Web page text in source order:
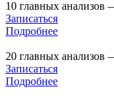
10 главных
Записаться
Подробнее
20 главных анализов
Записаться
Подробнее